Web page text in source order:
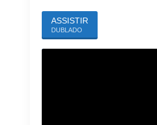
ASSISTIR
DUBLADO